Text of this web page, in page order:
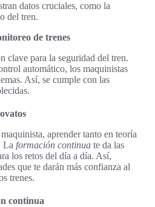
datos cruciales, como la
del tren.
de trenes
clave para la seguridad del tren.
automático, los maquinistas
Así, se cumple con las
aprender tanto en teoría
La formación continua te da las
los retos del día a día. Así,
que te darán más confianza al
trenes.
continua